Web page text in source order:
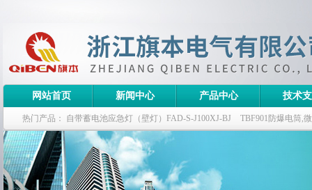
网站首页 新闻中心 产品中心 技术
热门产品： 自带蓄电池应急灯（壁灯）FAD-S-J100XJ-BJ TBF901防爆电筒,
栏式无极灯 G9960-W120W长寿无极工厂灯,三防无极灯
防爆泛光灯